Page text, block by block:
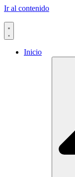
Ir al contenido
Inicio